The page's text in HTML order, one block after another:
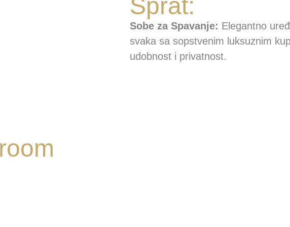
Sprat:
Sobe za Spavanje: Elegantno
svaka sa sopstvenim luksuznim
udobnost i privatnost.